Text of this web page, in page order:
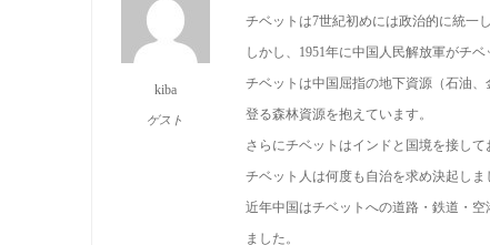
kiba
ゲスト
チベットは7世紀初めには政治的に統一
しかし、1951年に中国人民解放軍がチ
チベットは中国屈指の地下資源（石油
登る森林資源を抱えています。
さらにチベットはインドと国境を接し
チベット人は何度も自治を求め決起しま
近年中国はチベットへの道路・鉄道・
ました。